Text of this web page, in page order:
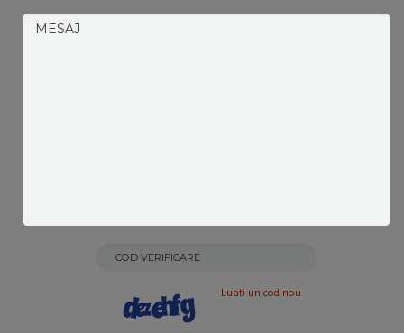
Luati un cod nou